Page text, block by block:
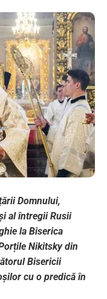
Domnului,
al întregii Rusii
la Biserica
Nikitsky din
Bisericii
cu o predică în